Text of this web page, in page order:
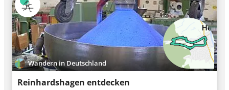
Wandern in Deutschland
Reinhardshagen entdecken